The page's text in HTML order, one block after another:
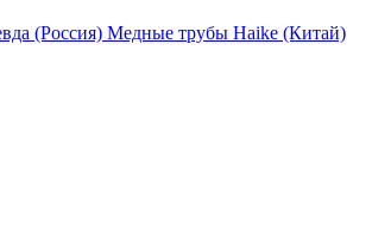
(Россия) Медные трубы Haike (Китай)